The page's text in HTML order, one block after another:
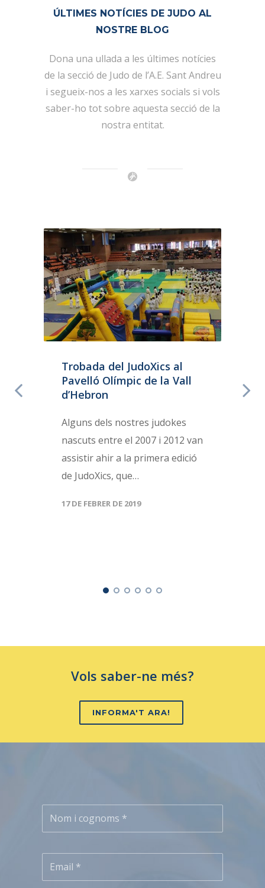
ÚLTIMES NOTÍCIES DE JUDO AL
NOSTRE BLOG
Dona una ullada a les últimes notícies
de la secció de Judo de l’A.E. Sant Andreu
i segueix-nos a les xarxes socials si vols
saber-ho tot sobre aquesta secció de la
nostra entitat.
Trobada del JudoXics al
Pavelló Olímpic de la Vall
d’Hebron
Alguns dels nostres judokes
nascuts entre el 2007 i 2012 van
assistir ahir a la primera edició
de JudoXics, que…
17 DE FEBRER DE 2019
Vols saber-ne més?
INFORMA'T ARA!